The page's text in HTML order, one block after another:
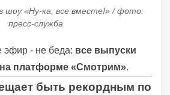
шоу «Ну-ка, все вместе!» / фото:
пресс-служба
эфир - не беда: все выпуски
платформе «Смотрим».
быть рекордным по